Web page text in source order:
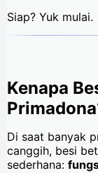
Siap? Yuk mulai.
Kenapa
Di saat banyak
canggih, besi
sederhana: